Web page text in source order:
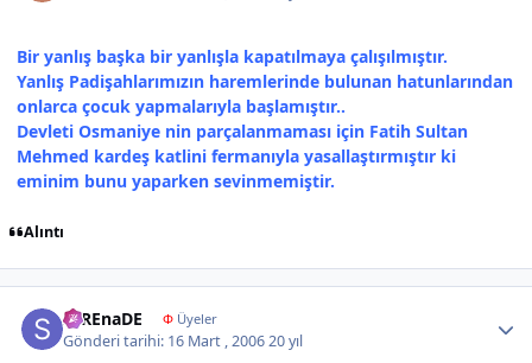
Bir yanlış başka bir yanlışla kapatılmaya çalışılmıştır.
Yanlış Padişahlarımızın haremlerinde bulunan hatunlarından
onlarca çocuk yapmalarıyla başlamıştır..
Devleti Osmaniye nin parçalanmaması için Fatih Sultan
Mehmed kardeş katlini fermanıyla yasallaştırmıştır ki
eminim bunu yaparken sevinmemiştir.
Alıntı
seREnaDE ΦÜyeler
Gönderi tarihi: 16 Mart , 200620 yıl